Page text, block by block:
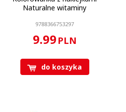
Naturalne witaminy
9788366753297
9.99 PLN
do koszyka